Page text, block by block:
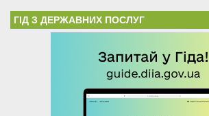
ГІД З ДЕРЖАВНИХ ПОСЛУГ